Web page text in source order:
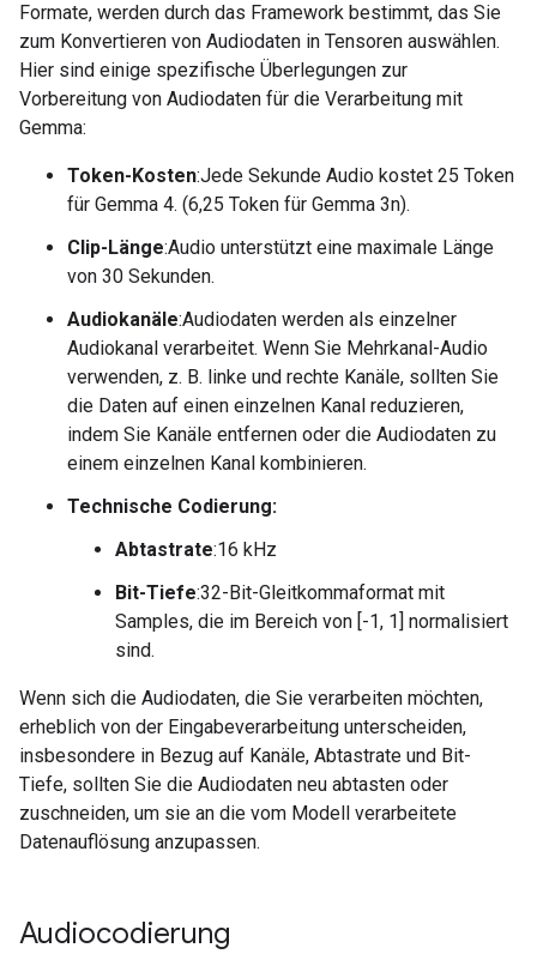
Formate, werden durch das Framework bestimmt, das Sie
zum Konvertieren von Audiodaten in Tensoren auswählen.
Hier sind einige spezifische Überlegungen zur
Vorbereitung von Audiodaten für die Verarbeitung mit
Gemma:
Token-Kosten:Jede Sekunde Audio kostet 25 Token
für Gemma 4. (6,25 Token für Gemma 3n).
Clip-Länge:Audio unterstützt eine maximale Länge
von 30 Sekunden.
Audiokanäle:Audiodaten werden als einzelner
Audiokanal verarbeitet. Wenn Sie Mehrkanal-Audio
verwenden, z. B. linke und rechte Kanäle, sollten Sie
die Daten auf einen einzelnen Kanal reduzieren,
indem Sie Kanäle entfernen oder die Audiodaten zu
einem einzelnen Kanal kombinieren.
Technische Codierung:
Abtastrate:16 kHz
Bit-Tiefe:32-Bit-Gleitkommaformat mit
Samples, die im Bereich von [-1, 1] normalisiert
sind.
Wenn sich die Audiodaten, die Sie verarbeiten möchten,
erheblich von der Eingabeverarbeitung unterscheiden,
insbesondere in Bezug auf Kanäle, Abtastrate und Bit-
Tiefe, sollten Sie die Audiodaten neu abtasten oder
zuschneiden, um sie an die vom Modell verarbeitete
Datenauflösung anzupassen.
Audiocodierung